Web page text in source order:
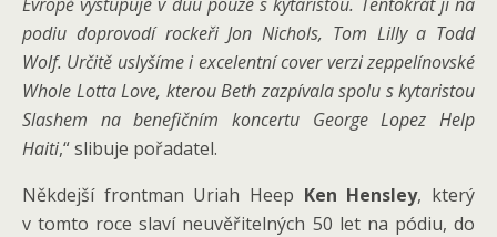
podiu doprovodí rockeři Jon Nichols, Tom Lilly a Todd
Wolf. Určitě uslyšíme i excelentní cover verzi zeppelínovské
Whole Lotta Love, kterou Beth zazpívala spolu s kytaristou
Slashem na benefičním koncertu George Lopez Help
Haiti,“ slibuje pořadatel.
Někdejší frontman Uriah Heep Ken Hensley, který
v tomto roce slaví neuvěřitelných 50 let na pódiu, do